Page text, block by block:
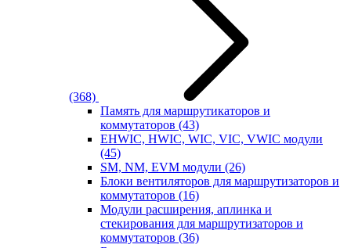
(368)
Память для маршрутикаторов и
коммутаторов (43)
EHWIC, HWIC, WIC, VIC, VWIC модули
(45)
SM, NM, EVM модули (26)
Блоки вентиляторов для маршрутизаторов и
коммутаторов (16)
Модули расширения, аплинка и
стекирования для маршрутизаторов и
коммутаторов (36)